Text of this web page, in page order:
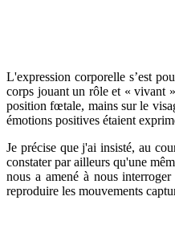
L'expression corporelle s’est
corps jouant un rôle et « vivant
position fœtale, mains sur le
émotions positives étaient
Je précise que j'ai insisté, au
constater par ailleurs qu'une
nous a amené à nous
reproduire les mouvements